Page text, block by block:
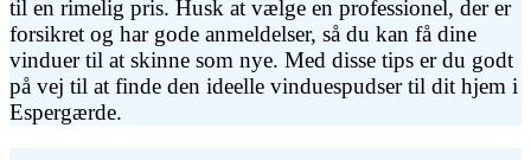
til en rimelig pris. Husk at vælge en professionel, der er
forsikret og har gode anmeldelser, så du kan få dine
vinduer til at skinne som nye. Med disse tips er du godt
på vej til at finde den ideelle vinduespudser til dit hjem i
Espergærde.